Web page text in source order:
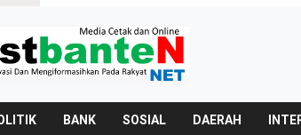
BANK SOSIAL DAERAH